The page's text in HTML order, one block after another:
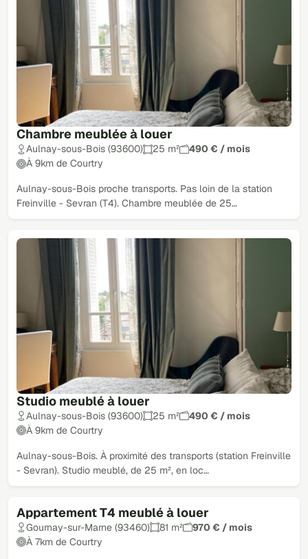
Chambre meublée à louer
Aulnay-sous-Bois (93600) 25 m²
490 € / mois
À 9km de Courtry
Aulnay-sous-Bois proche transports. Pas loin de la station
Freinville - Sevran (T4). Chambre meublée de 25…
Studio meublé à louer
Aulnay-sous-Bois (93600) 25 m²
490 € / mois
À 9km de Courtry
Aulnay-sous-Bois. À proximité des transports (station Freinville
- Sevran). Studio meublé, de 25 m², en loc…
Appartement T4 meublé à louer
Gournay-sur-Marne (93460) 81 m²
970 € / mois
À 7km de Courtry